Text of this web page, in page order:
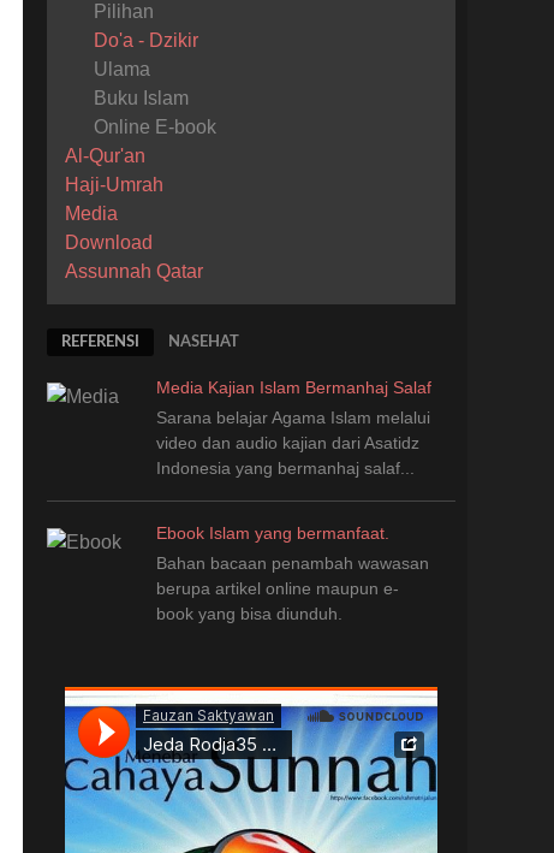
Pilihan
Do'a - Dzikir
Ulama
Buku Islam
Online E-book
Al-Qur'an
Haji-Umrah
Media
Download
Assunnah Qatar
REFERENSI NASEHAT
Media Kajian Islam Bermanhaj Salaf
Sarana belajar Agama Islam melalui
video dan audio kajian dari Asatidz
Indonesia yang bermanhaj salaf...
Ebook Islam yang bermanfaat.
Bahan bacaan penambah wawasan
berupa artikel online maupun e-
book yang bisa diunduh.